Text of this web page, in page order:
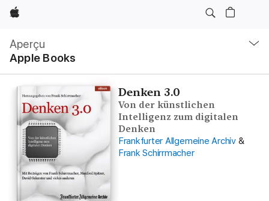
Apple
Aperçu
Apple Books
locale
Ouvrir
menu
Denken 3.0
Von der künstlichen
Intelligenz zum digitalen
Denken
Frankfurter Allgemeine Archiv &
Frank Schirrmacher